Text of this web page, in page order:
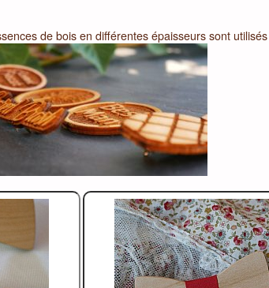
de bois en différentes épaisseurs sont